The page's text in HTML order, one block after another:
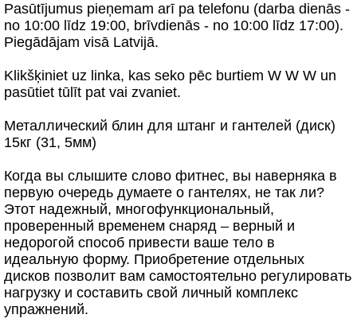
Pasūtījumus pieņemam arī pa telefonu (darba dienās -
no 10:00 līdz 19:00, brīvdienās - no 10:00 līdz 17:00).
Piegādājam visā Latvijā.
Klikšķiniet uz linka, kas seko pēc burtiem W W W un
pasūtiet tūlīt pat vai zvaniet.
Металлический блин для штанг и гантелей (диск)
15кг (31, 5мм)
Когда вы слышите слово фитнес, вы наверняка в
первую очередь думаете о гантелях, не так ли?
Этот надежный, многофункциональный,
проверенный временем снаряд – верный и
недорогой способ привести ваше тело в
идеальную форму. Приобретение отдельных
дисков позволит вам самостоятельно регулировать
нагрузку и составить свой личный комплекс
упражнений.